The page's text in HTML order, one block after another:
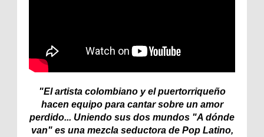
"El artista colombiano y el puertorriqueño
hacen equipo para cantar sobre un amor
perdido... Uniendo sus dos mundos "A dónde
van" es una mezcla seductora de Pop Latino,